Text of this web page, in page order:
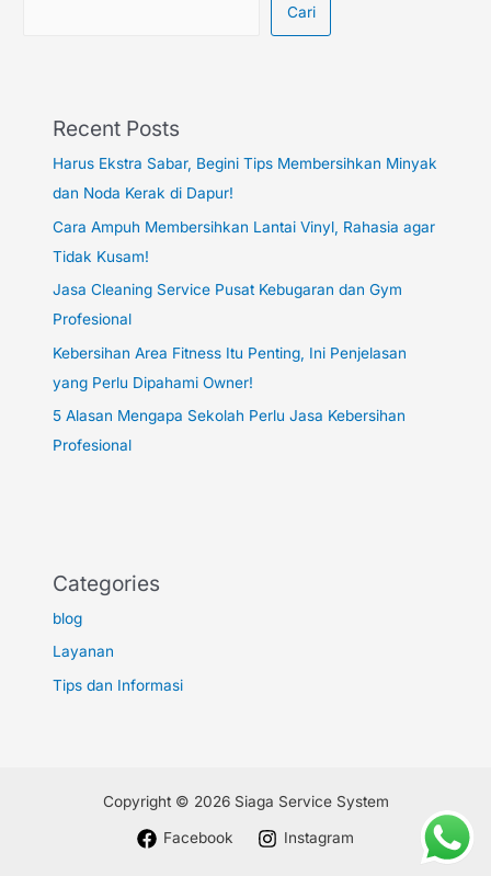
Cari
Recent Posts
Harus Ekstra Sabar, Begini Tips Membersihkan Minyak
dan Noda Kerak di Dapur!
Cara Ampuh Membersihkan Lantai Vinyl, Rahasia agar
Tidak Kusam!
Jasa Cleaning Service Pusat Kebugaran dan Gym
Profesional
Kebersihan Area Fitness Itu Penting, Ini Penjelasan
yang Perlu Dipahami Owner!
5 Alasan Mengapa Sekolah Perlu Jasa Kebersihan
Profesional
Categories
blog
Layanan
Tips dan Informasi
Copyright © 2026 Siaga Service System
Facebook Instagram